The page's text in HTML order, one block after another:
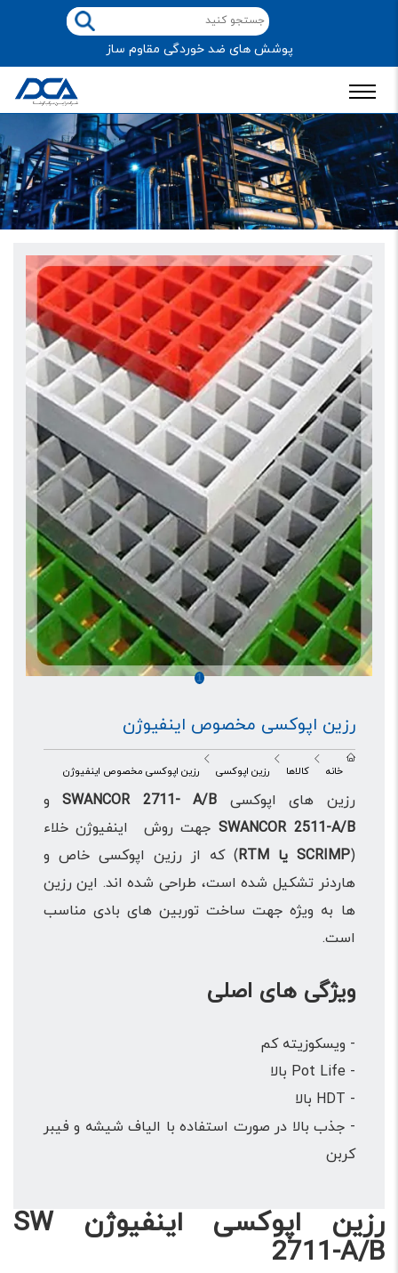
پوشش های ضد خوردگی مقاوم ساز
1
رزین اپوکسی مخصوص اینفیوژن
خانه کالاها رزین اپوکسی رزین اپوکسی مخصوص اینفیوژن
رزین های اپوکسی
و
SWANCOR 2511-A/B جهت روش اینفیوژن خلاء
(SCRIMP یا RTM
) که از رزین اپوکسی خاص و
هاردنر تشکیل شده است، طراحی شده اند. این رزین
ها به ویژه جهت ساخت توربین های بادی مناسب
است.
ویژگی های اصلی
- ویسکوزیته کم
- Pot Life بالا
- HDT بالا
- جذب بالا در صورت استفاده با الیاف شیشه و فیبر
کربن
رزین اپوکسی اینفیوژن SW
2711-A/B